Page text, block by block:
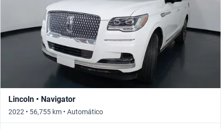
Lincoln • Navigator
2022 • 56,755 km • Automático